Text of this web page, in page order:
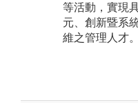
等活動，實現
元、創新暨系
維之管理人才。